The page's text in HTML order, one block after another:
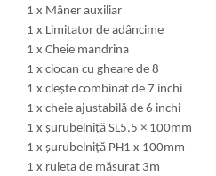
1 x Mâner auxiliar
1 x Limitator de adâncime
1 x Cheie mandrina
1 x ciocan cu gheare de 8
1 x clește combinat de 7 inchi
1 x cheie ajustabilă de 6 inchi
1 x șurubelniță SL5.5 × 100mm
1 x șurubelniță PH1 x 100mm
1 x ruleta de măsurat 3m